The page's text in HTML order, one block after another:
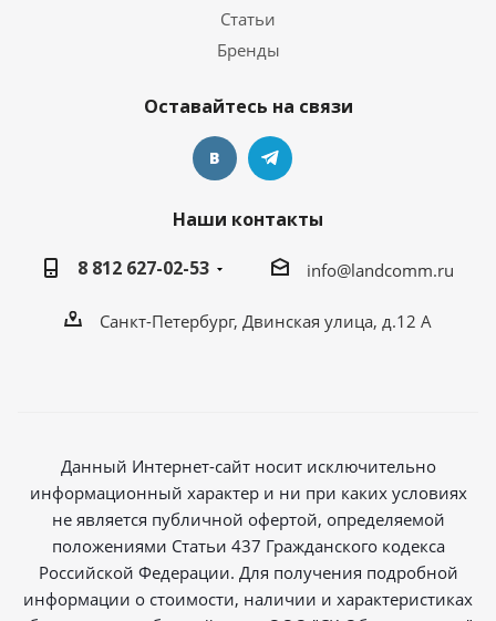
Статьи
Бренды
Оставайтесь на связи
Наши контакты
8 812 627-02-53
info@landcomm.ru
Санкт-Петербург, Двинская улица, д.12 А
Данный Интернет-сайт носит исключительно
информационный характер и ни при каких условиях
не является публичной офертой, определяемой
положениями Статьи 437 Гражданского кодекса
Российской Федерации. Для получения подробной
информации о стоимости, наличии и характеристиках